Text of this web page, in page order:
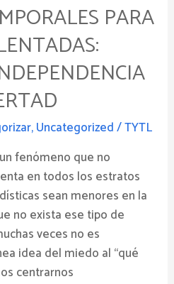
PARA
,Uncategorized/TYTL
fenómeno que no
en todos los estratos
sean menores en la
no exista ese tipo de
veces no es
idea del miedo al “qué
centrarnos